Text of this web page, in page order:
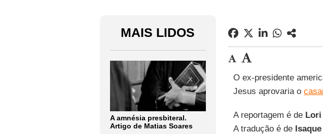
MAIS LIDOS
A amnésia presbiteral.
Artigo de Matias Soares
O ex-presidente
Jesus aprovaria o
A reportagem é de Lori
A tradução é de